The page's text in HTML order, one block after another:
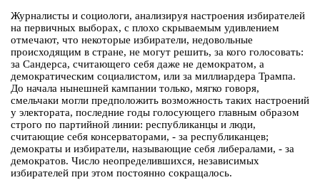
Журналисты и социологи, анализируя настроения избирателей
на первичных выборах, с плохо скрываемым удивлением
отмечают, что некоторые избиратели, недовольные
происходящим в стране, не могут решить, за кого голосовать:
за Сандерса, считающего себя даже не демократом, а
демократическим социалистом, или за миллиардера Трампа.
До начала нынешней кампании только, мягко говоря,
смельчаки могли предположить возможность таких настроений
у электората, последние годы голосующего главным образом
строго по партийной линии: республиканцы и люди,
считающие себя консерваторами, - за республиканцев;
демократы и избиратели, называющие себя либералами, - за
демократов. Число неопределившихся, независимых
избирателей при этом постоянно сокращалось.